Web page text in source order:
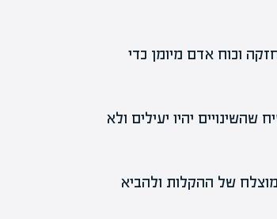
וכוח אדם מיומן כדי
יהיו יעילים ולא
מוצלח של ההקלות ולהביא